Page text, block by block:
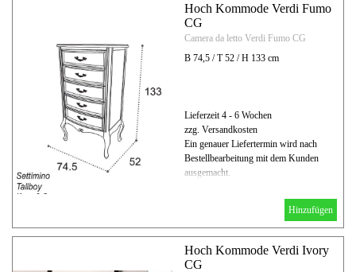
Hoch Kommode Verdi Fumo
CG
Camera da letto Verdi Fumo CG
B 74,5 / T 52 / H 133 cm
Lieferzeit 4 - 6 Wochen
zzg. Versandkosten
Ein genauer Liefertermin wird nach
Bestellbearbeitung mit dem Kunden
ausgemacht.
Hinzufügen
Hoch Kommode Verdi Ivory
CG